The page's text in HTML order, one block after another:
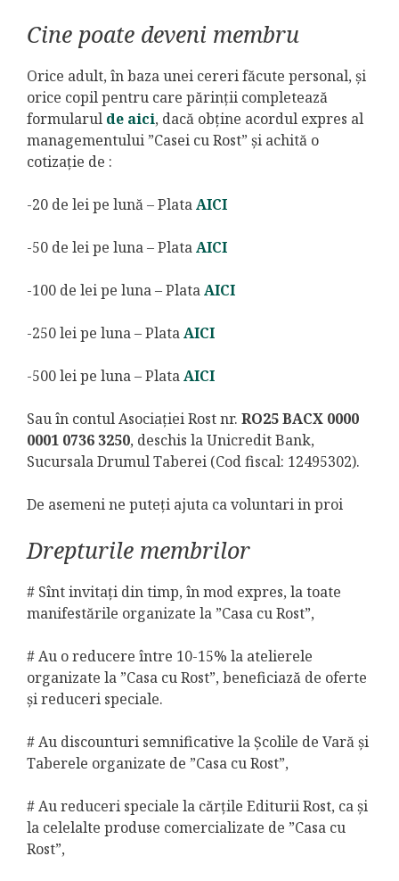
Cine poate deveni membru
Orice adult, în baza unei cereri făcute personal, și
orice copil pentru care părinții completează
formularul de aici, dacă obține acordul expres al
managementului ”Casei cu Rost” și achită o
cotizație de :
-20 de lei pe lună – PlataAICI
-50 de lei pe luna – PlataAICI
-100 de lei pe luna – PlataAICI
-250 lei pe luna – PlataAICI
-500 lei pe luna – PlataAICI
Sau în contul Asociației Rost nr. RO25 BACX 0000
0001 0736 3250, deschis la Unicredit Bank,
Sucursala Drumul Taberei (Cod fiscal: 12495302).
De asemeni ne puteți ajuta ca voluntari in proi
Drepturile membrilor
# Sînt invitați din timp, în mod expres, la toate
manifestările organizate la ”Casa cu Rost”,
# Au o reducere între 10-15% la atelierele
organizate la ”Casa cu Rost”, beneficiază de oferte
și reduceri speciale.
# Au discounturi semnificative la Școlile de Vară și
Taberele organizate de ”Casa cu Rost”,
# Au reduceri speciale la cărțile Editurii Rost, ca și
la celelalte produse comercializate de ”Casa cu
Rost”,